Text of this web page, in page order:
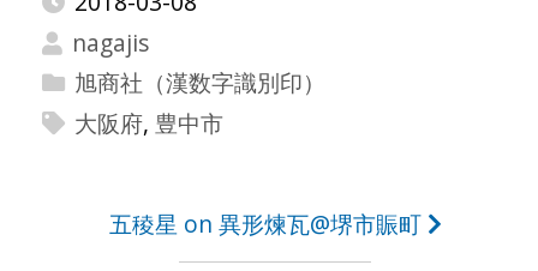
nagajis
旭商社（漢数字識別印）
大阪府, 豊中市
五稜星 on 異形煉瓦@堺市賑町